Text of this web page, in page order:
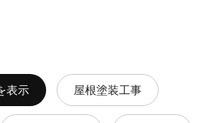
表示 屋根塗装工事